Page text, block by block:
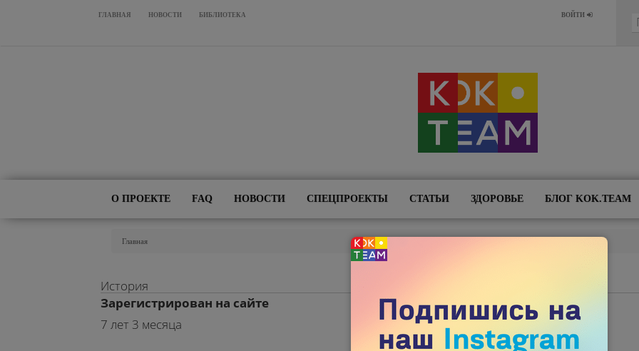
Перейти к основному содержанию
ГЛАВНАЯ НОВОСТИ БИБЛИОТЕКА ВОЙТИ
О ПРОЕКТЕ FAQ НОВОСТИ СПЕЦПРОЕКТЫ СТАТЬИ ЗДОРОВЬЕ БЛОГ KOK.TEAM
Главная
История
Зарегистрирован на сайте
7 лет 3 месяца